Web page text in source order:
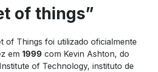
of things”
of Things foi utilizado oficialmente
em 1999 com Kevin Ashton, do
of Technology, instituto de